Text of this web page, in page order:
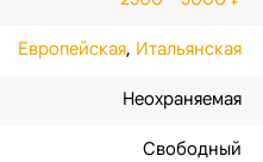
Европейская, Итальянская
Неохраняемая
Свободный